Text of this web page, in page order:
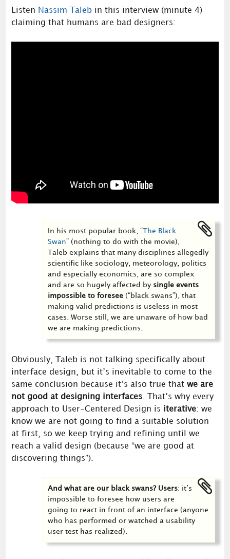
Listen Nassim Talebin this interview (minute 4)
claiming that humans are bad designers:
In his most popular book, “The Black
Swan” (nothing to do with the movie),
Taleb explains that many disciplines allegedly
scientific like sociology, meteorology, politics
and especially economics, are so complex
and are so hugely affected by single events
impossible to foresee(“black swans”), that
making valid predictions is useless in most
cases. Worse still, we are unaware of how bad
we are making predictions.
Obviously, Taleb is not talking specifically about
interface design, but it’s inevitable to come to the
same conclusion because it’s also true that we are
not good at designing interfaces. That’s why every
approach to User-Centered Design is iterative: we
know we are not going to find a suitable solution
at first, so we keep trying and refining until we
reach a valid design (because “we are good at
discovering things”).
And what are our black swans? Users: it’s
impossible to foresee how users are
going to react in front of an interface (anyone
who has performed or watched a usability
user test has realized).